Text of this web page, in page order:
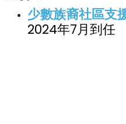
少數族裔社區支
2024年7月到任